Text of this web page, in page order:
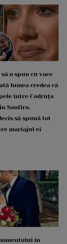
o spun cu voce
lumea credea că
între Codruța
Sanfira,
să spună tot
mariajul ei
în